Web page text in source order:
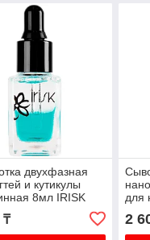
двухфазная
и кутикулы
8мл IRISK
₸
для
2